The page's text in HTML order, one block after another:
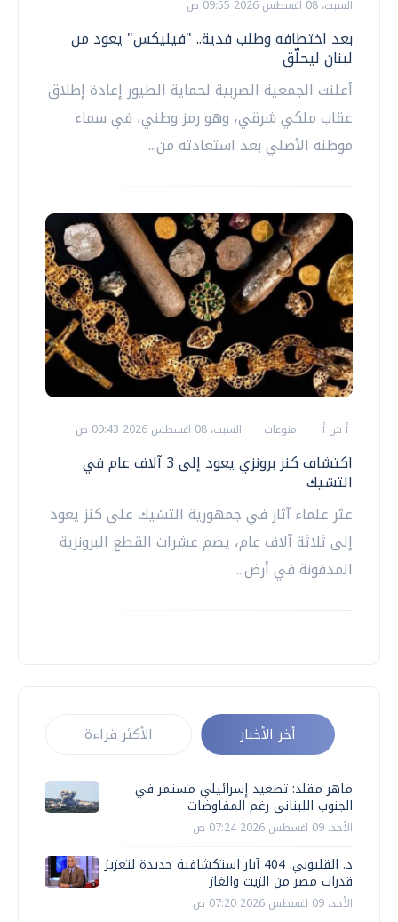
السبت، 08 اغسطس 2026 09:55 ص
بعد اختطافه وطلب فدية.. "فيليكس" يعود من
لبنان ليحلّق
أعلنت الجمعية الصربية لحماية الطيور إعادة إطلاق
عقاب ملكي شرقي، وهو رمز وطني، في سماء
موطنه الأصلي بعد استعادته من...
أ ش أ منوعات السبت، 08 اغسطس 2026 09:43 ص
اكتشاف كنز برونزي يعود إلى 3 آلاف عام في
التشيك
عثر علماء آثار في جمهورية التشيك على كنز يعود
إلى ثلاثة آلاف عام، يضم عشرات القطع البرونزية
المدفونة في أرض...
أخر الأخبار الأكثر قراءة
ماهر مقلد: تصعيد إسرائيلي مستمر في
الجنوب اللبناني رغم المفاوضات
الأحد، 09 اغسطس 2026 07:24 ص
د. القليوبي: 404 آبار استكشافية جديدة لتعزيز
قدرات مصر من الزيت والغاز
الأحد، 09 اغسطس 2026 07:20 ص